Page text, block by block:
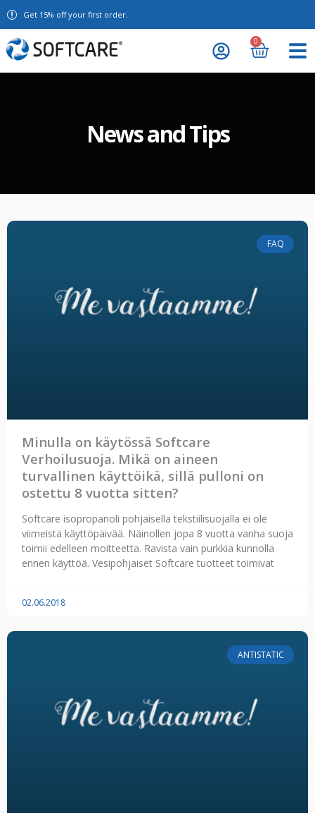
Get 15% off your first order.
0
News and Tips
FAQ
Minulla on käytössä Softcare
Verhoilusuoja. Mikä on aineen
turvallinen käyttöikä, sillä pulloni on
ostettu 8 vuotta sitten?
Softcare isopropanoli pohjaisella tekstiilisuojalla ei ole
viimeistä käyttöpäivää. Näinollen jopa 8 vuotta vanha suoja
toimii edelleen moitteetta. Ravista vain purkkia kunnolla
ennen käyttöä. Vesipohjaiset Softcare tuotteet toimivat
02.06.2018
ANTISTATIC